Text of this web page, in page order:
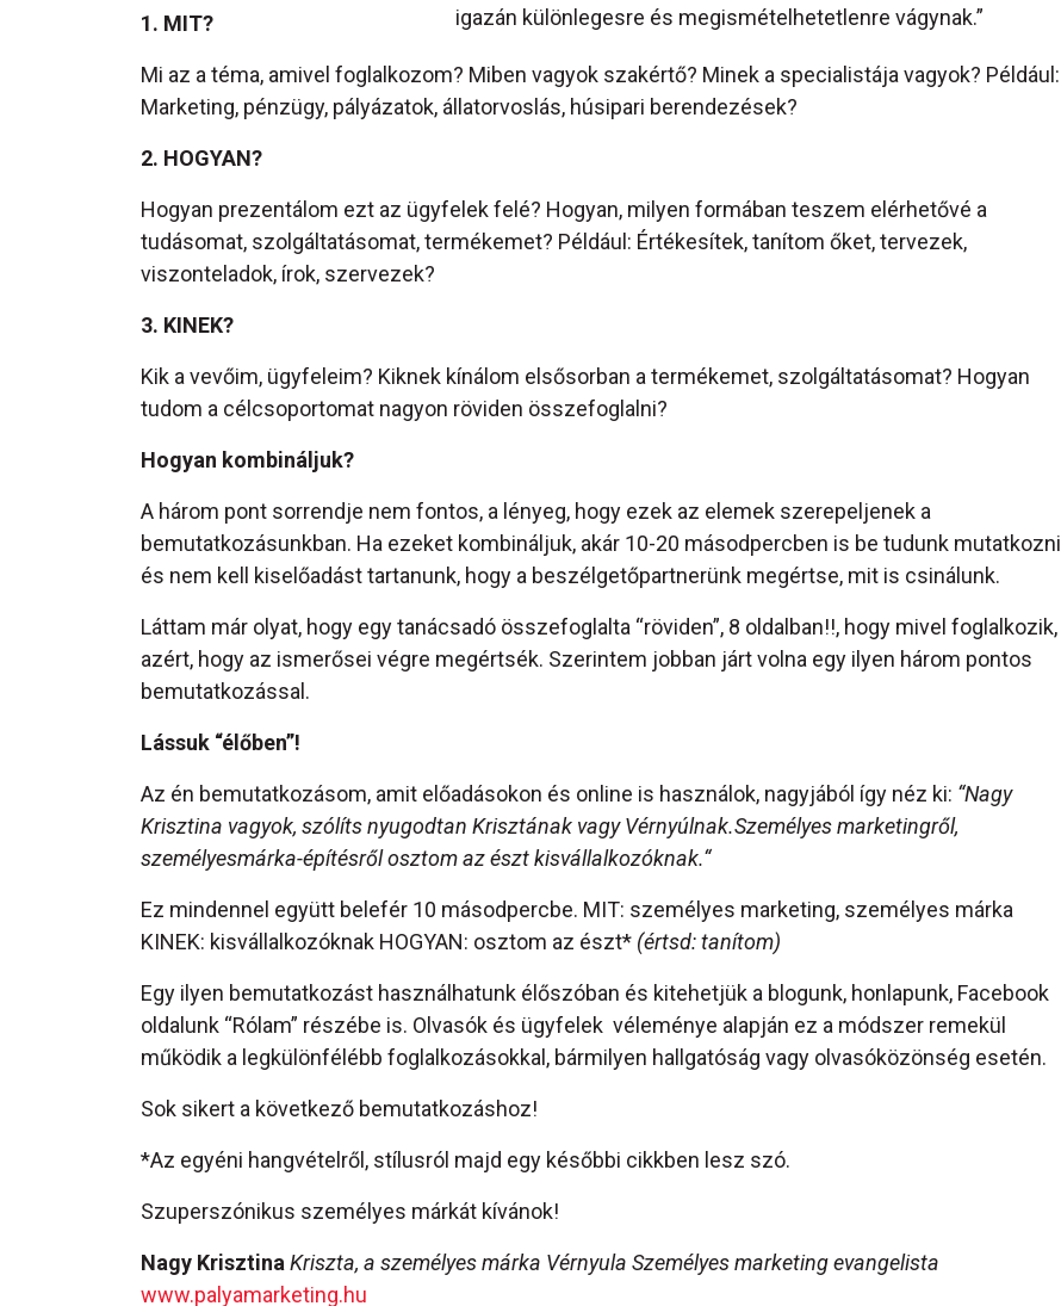
igazán különlegesre és megismételhetetlenre vágynak.”
1. MIT?
Mi az a téma, amivel foglalkozom? Miben vagyok szakértő? Minek a specialistája vagyok? Például:
Marketing, pénzügy, pályázatok, állatorvoslás, húsipari berendezések?
2. HOGYAN?
Hogyan prezentálom ezt az ügyfelek felé? Hogyan, milyen formában teszem elérhetővé a
tudásomat, szolgáltatásomat, termékemet? Például: Értékesítek, tanítom őket, tervezek,
viszonteladok, írok, szervezek?
3. KINEK?
Kik a vevőim, ügyfeleim? Kiknek kínálom elsősorban a termékemet, szolgáltatásomat? Hogyan
tudom a célcsoportomat nagyon röviden összefoglalni?
Hogyan kombináljuk?
A három pont sorrendje nem fontos, a lényeg, hogy ezek az elemek szerepeljenek a
bemutatkozásunkban. Ha ezeket kombináljuk, akár 10-20 másodpercben is be tudunk mutatkozni
és nem kell kiselőadást tartanunk, hogy a beszélgetőpartnerünk megértse, mit is csinálunk.
Láttam már olyat, hogy egy tanácsadó összefoglalta “röviden”, 8 oldalban!!, hogy mivel foglalkozik,
azért, hogy az ismerősei végre megértsék. Szerintem jobban járt volna egy ilyen három pontos
bemutatkozással.
Lássuk “élőben”!
Az én bemutatkozásom, amit előadásokon és online is használok, nagyjából így néz ki: “Nagy
Krisztina vagyok, szólíts nyugodtan Krisztának vagy Vérnyúlnak.Személyes marketingről,
személyesmárka-építésről osztom az észt kisvállalkozóknak.“
Ez mindennel együtt belefér 10 másodpercbe. MIT: személyes marketing, személyes márka
KINEK: kisvállalkozóknak HOGYAN: osztom az észt* (értsd: tanítom)
Egy ilyen bemutatkozást használhatunk élőszóban és kitehetjük a blogunk, honlapunk, Facebook
oldalunk “Rólam” részébe is. Olvasók és ügyfelek véleménye alapján ez a módszer remekül
működik a legkülönfélébb foglalkozásokkal, bármilyen hallgatóság vagy olvasóközönség esetén.
Sok sikert a következő bemutatkozáshoz!
*Az egyéni hangvételről, stílusról majd egy későbbi cikkben lesz szó.
Szuperszónikus személyes márkát kívánok!
Nagy KrisztinaKriszta, a személyes márka Vérnyula Személyes marketing evangelista
www.palyamarketing.hu